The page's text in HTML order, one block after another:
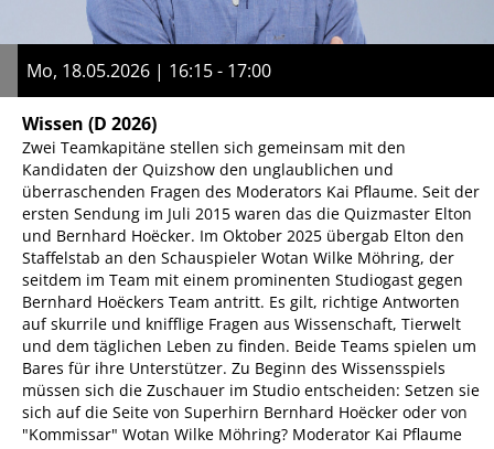
Mo, 18.05.2026 | 16:15 - 17:00
Wissen (D 2026)
Zwei Teamkapitäne stellen sich gemeinsam mit den
Kandidaten der Quizshow den unglaublichen und
überraschenden Fragen des Moderators Kai Pflaume. Seit der
ersten Sendung im Juli 2015 waren das die Quizmaster Elton
und Bernhard Hoëcker. Im Oktober 2025 übergab Elton den
Staffelstab an den Schauspieler Wotan Wilke Möhring, der
seitdem im Team mit einem prominenten Studiogast gegen
Bernhard Hoëckers Team antritt. Es gilt, richtige Antworten
auf skurrile und knifflige Fragen aus Wissenschaft, Tierwelt
und dem täglichen Leben zu finden. Beide Teams spielen um
Bares für ihre Unterstützer. Zu Beginn des Wissensspiels
müssen sich die Zuschauer im Studio entscheiden: Setzen sie
sich auf die Seite von Superhirn Bernhard Hoëcker oder von
"Kommissar" Wotan Wilke Möhring? Moderator Kai Pflaume